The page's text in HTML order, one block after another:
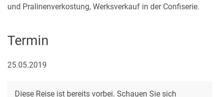
und Pralinenverkostung, Werksverkauf in der Confiserie.
Termin
25.05.2019
Diese Reise ist bereits vorbei. Schauen Sie sich